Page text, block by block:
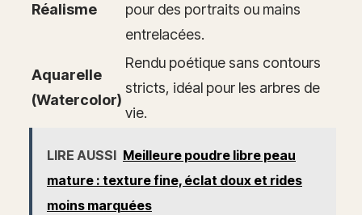
Réalisme
pour des portraits ou mains
entrelacées.
Aquarelle
(Watercolor)
Rendu poétique sans contours
stricts, idéal pour les arbres de
vie.
LIRE AUSSI Meilleure poudre libre peau
mature : texture fine, éclat doux et rides
moins marquées